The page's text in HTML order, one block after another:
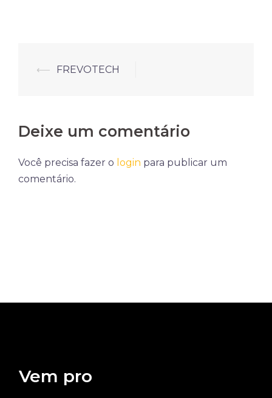
Navegação
⟵ FREVOTECH
Deixe um comentário
Você precisa fazer o login para publicar um
comentário.
Vem pro